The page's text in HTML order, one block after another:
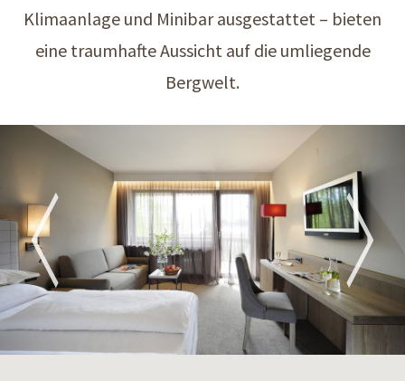
Klimaanlage und Minibar ausgestattet – bieten
eine traumhafte Aussicht auf die umliegende
Bergwelt.